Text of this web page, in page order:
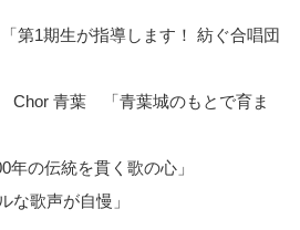
第1期生が指導します！ 紡ぐ合唱団
Chor 青葉 「青葉城のもとで育ま
の伝統を貫く歌の心」
歌声が自慢」